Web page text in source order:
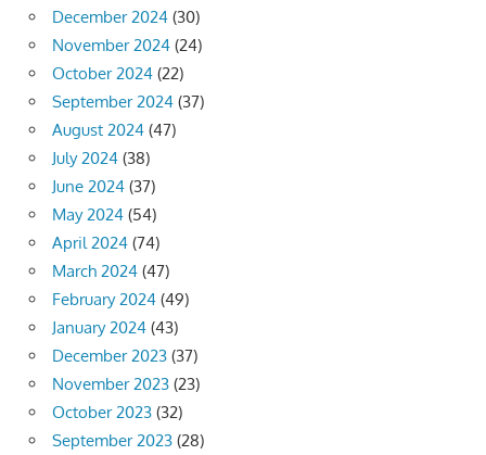
December 2024 (30)
November 2024 (24)
October 2024 (22)
September 2024 (37)
August 2024 (47)
July 2024 (38)
June 2024 (37)
May 2024 (54)
April 2024 (74)
March 2024 (47)
February 2024 (49)
January 2024 (43)
December 2023 (37)
November 2023 (23)
October 2023 (32)
September 2023 (28)